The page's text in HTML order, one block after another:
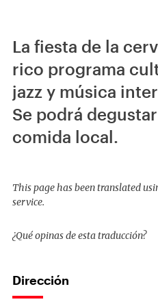
La fiesta de la
rico programa
jazz y música
Se podrá
comida local.
This page has been translated
service.
¿Qué opinas de esta traducción?
Dirección